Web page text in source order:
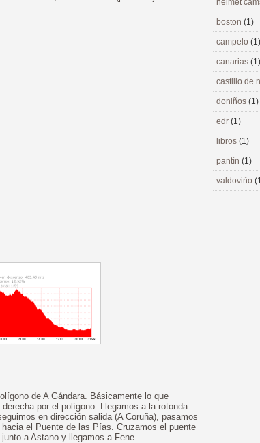
de A Gándara. Básicamente lo que
por el polígono. Llegamos a la rotonda
en dirección salida (A Coruña), pasamos
el Puente de las Pías. Cruzamos el puente
a Astano y llegamos a Fene.
helmet
boston (1)
campelo (1)
canarias (1)
castillo de
doniños (1)
edr (1)
libros (1)
pantín (1)
valdoviño